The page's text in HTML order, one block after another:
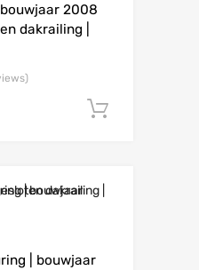
2008
dakrailing |
| bouwjaar